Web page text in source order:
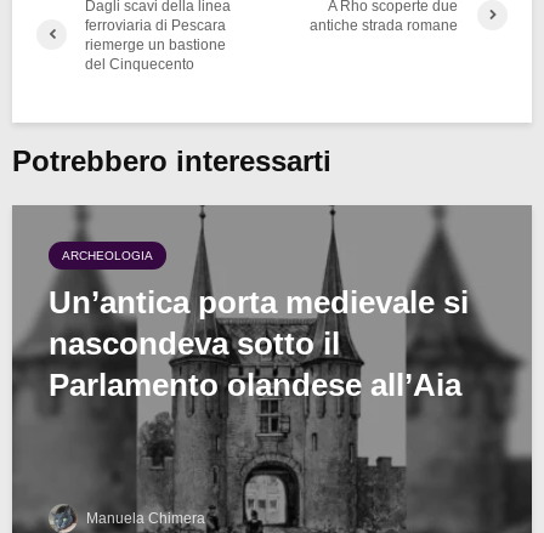
Dagli scavi della linea
ferroviaria di Pescara
riemerge un bastione
del Cinquecento
A Rho scoperte due
antiche strada romane
Potrebbero interessarti
ARCHEOLOGIA
Un’antica porta medievale si
nascondeva sotto il
Parlamento olandese all’Aia
Manuela Chimera